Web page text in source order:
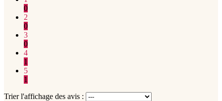
0
2
0
3
0
4
1
5
1
Trier l'affichage des avis :